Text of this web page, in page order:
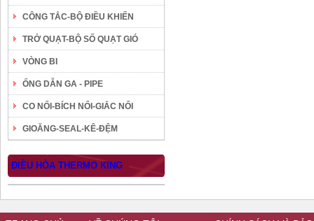
CÔNG TẮC-BỘ ĐIỀU KHIỂN
TRỞ QUẠT-BỘ SỐ QUẠT GIÓ
VÒNG BI
ỐNG DẪN GA - PIPE
CO NỐI-BÍCH NỐI-GIẮC NỐI
GIOĂNG-SEAL-KÊ-ĐỆM
ĐIỀU HÒA THERMO KING